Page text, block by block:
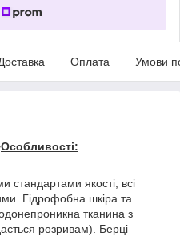
Оплата Умови
Особливості:
стандартами якості, всі
Гідрофобна шкіра та
тканина з
розривам). Берці